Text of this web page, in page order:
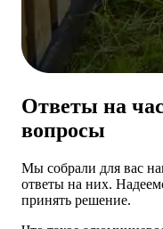
Ответы на
вопросы
Мы собрали для вас
ответы на них.
принять решение.